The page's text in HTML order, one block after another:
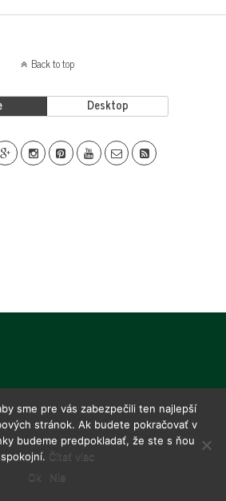
Back to top
Desktop
sme pre vás zabezpečili ten najlepší
stránok. Ak budete pokračovať v
budeme predpokladať, že ste s ňou
spokojní. Čítať viac
Ok
Nie